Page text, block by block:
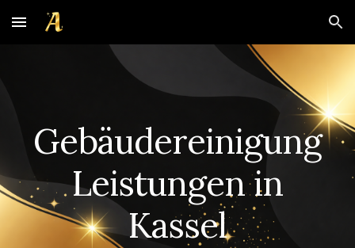
Skip to main content Skip to navigation
Gebäudereinigung
Leistungen in
Kassel